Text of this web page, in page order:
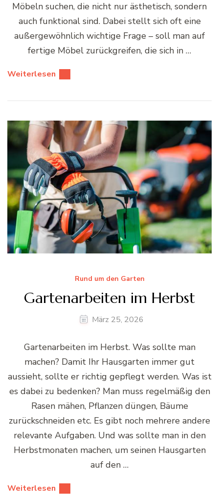
Möbeln suchen, die nicht nur ästhetisch, sondern
auch funktional sind. Dabei stellt sich oft eine
außergewöhnlich wichtige Frage – soll man auf
fertige Möbel zurückgreifen, die sich in …
Weiterlesen
Rund um den Garten
Gartenarbeiten im Herbst
März 25, 2026
Gartenarbeiten im Herbst. Was sollte man
machen? Damit Ihr Hausgarten immer gut
aussieht, sollte er richtig gepflegt werden. Was ist
es dabei zu bedenken? Man muss regelmäßig den
Rasen mähen, Pflanzen düngen, Bäume
zurückschneiden etc. Es gibt noch mehrere andere
relevante Aufgaben. Und was sollte man in den
Herbstmonaten machen, um seinen Hausgarten
auf den …
Weiterlesen